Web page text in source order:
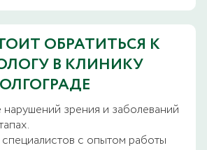
ОБРАТИТЬСЯ К
В КЛИНИКУ
зрения и заболеваний
с опытом работы